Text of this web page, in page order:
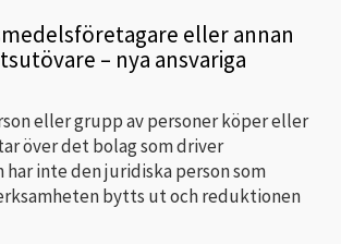
eller annan
– nya ansvariga
eller grupp av personer köper eller
över det bolag som driver
inte den juridiska person som
bytts ut och reduktionen